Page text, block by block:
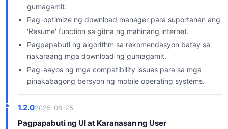
gumagamit.
Pag-optimize ng download manager para suportahan ang
'Resume' function sa gitna ng mahinang internet.
Pagpapabuti ng algorithm sa rekomendasyon batay sa
nakaraang mga download ng gumagamit.
Pag-aayos ng mga compatibility issues para sa mga
pinakabagong bersyon ng mobile operating systems.
1.2.02025-08-25
Pagpapabuti ng UI at Karanasan ng User